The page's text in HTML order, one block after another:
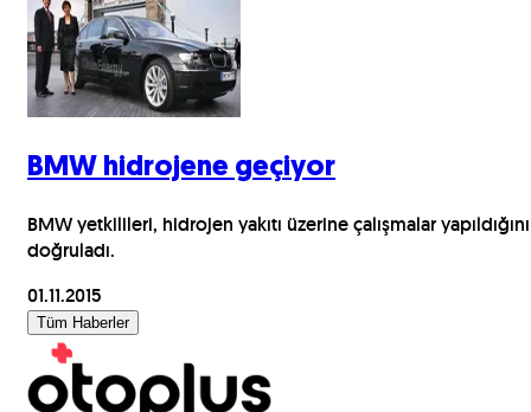
BMW hidrojene geçiyor
BMW yetkilileri, hidrojen yakıtı üzerine çalışmalar yapıldığını
doğruladı.
01.11.2015
Tüm Haberler